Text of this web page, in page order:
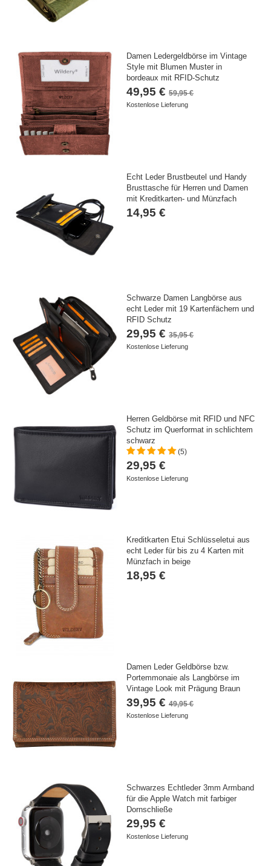
Damen Ledergeldbörse im Vintage
Style mit Blumen Muster in
bordeaux mit RFID-Schutz
49,95 €59,95 €
Kostenlose Lieferung
Echt Leder Brustbeutel und Handy
Brusttasche für Herren und Damen
mit Kreditkarten- und Münzfach
14,95 €
Schwarze Damen Langbörse aus
echt Leder mit 19 Kartenfächern und
RFID Schutz
29,95 €35,95 €
Kostenlose Lieferung
Herren Geldbörse mit RFID und NFC
Schutz im Querformat in schlichtem
schwarz
(5)
29,95 €
Kostenlose Lieferung
Kreditkarten Etui Schlüsseletui aus
echt Leder für bis zu 4 Karten mit
Münzfach in beige
18,95 €
Damen Leder Geldbörse bzw.
Portemmonaie als Langbörse im
Vintage Look mit Prägung Braun
39,95 €49,95 €
Kostenlose Lieferung
Schwarzes Echtleder 3mm Armband
für die Apple Watch mit farbiger
Dornschließe
29,95 €
Kostenlose Lieferung